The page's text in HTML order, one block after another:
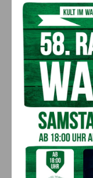
Aktuell
wird
Aktuell